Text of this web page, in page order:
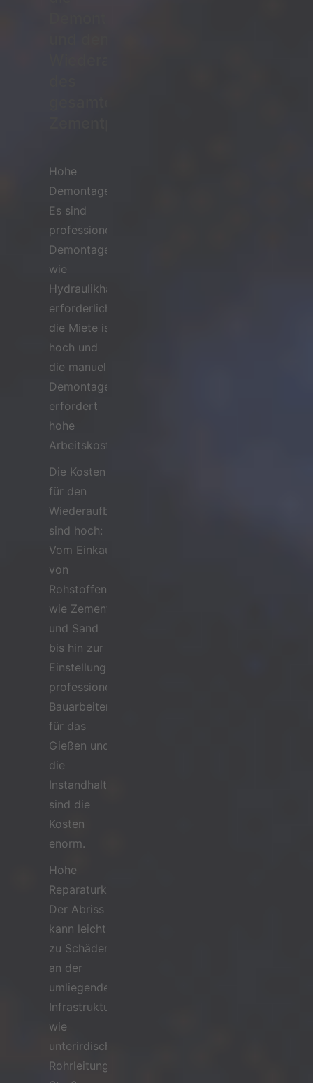
Hohe
Demontagekosten:
Es sind
professionelle
Demontagegeräte
wie
Hydraulikhämmer
erforderlich,
die Miete ist
hoch und
die manuelle
Demontage
erfordert
hohe
Arbeitskosten.
Die Kosten
für den
Wiederaufbau
sind hoch:
Vom Einkauf
von
Rohstoffen
wie Zement
und Sand
bis hin zur
Einstellung
professioneller
Bauarbeiter
für das
Gießen und
die
Instandhaltung
sind die
Kosten
enorm.
Hohe
Reparaturkosten:
Der Abriss
kann leicht
zu Schäden
an der
umliegenden
Infrastruktur
wie
unterirdischen
Rohrleitungen,